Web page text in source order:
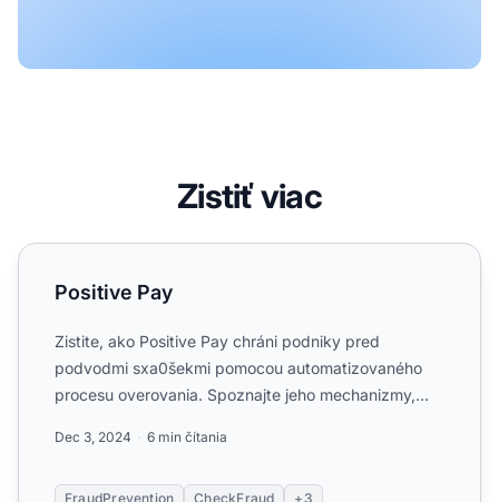
Zistiť viac
Positive Pay
Positive Pay
Zistite, ako Positive Pay chráni podniky pred
podvodmi sxa0šekmi pomocou automatizovaného
procesu overovania. Spoznajte jeho mechanizmy,
Dec 3, 2024 6 min čítania
FraudPrevention CheckFraud +3